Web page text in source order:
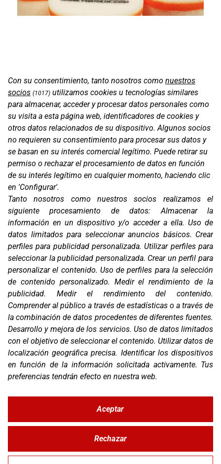
Oficinas
C/ Coneixement 5, 08850
Gavà (Barcelona)
Contacto
T. (+34) 93 638 38 60
Email:corver@corver.es
Compañía
Blog
Contacto
FAQ
Canal Ético
Zona Clientes
Síguenos
Developed byMOTTO
Con su consentimiento, tanto nosotros como nuestros
socios (1017) utilizamos cookies u tecnologías similares
para almacenar, acceder y procesar datos personales como
su visita a esta página web, identificadores de cookies y
otros datos relacionados de su dispositivo. Algunos socios
no requieren su consentimiento para procesar sus datos y
se basan en su interés comercial legítimo. Puede retirar su
permiso o rechazar el procesamiento de datos en función
de su interés legítimo en cualquier momento, haciendo clic
en 'Configurar'.
Tanto nosotros como nuestros socios realizamos el
siguiente procesamiento de datos:Almacenar la
información en un dispositivo y/o acceder a ella. Uso de
datos limitados para seleccionar anuncios básicos. Crear
perfiles para publicidad personalizada.Utilizar perfiles para
seleccionar la publicidad personalizada. Crear un perfil para
personalizar el contenido. Uso de perfiles para la selección
de contenido personalizado. Medir el rendimiento de la
publicidad. Medir el rendimiento del contenido.
Comprender al público a través de estadísticas o a través de
la combinación de datos procedentes de diferentes fuentes.
Desarrollo y mejora de los servicios.Uso de datos limitados
con el objetivo de seleccionar el contenido. Utilizar datos de
localización geográfica precisa. Identificar los dispositivos
en función de la información solicitada activamente. Tus
preferencias tendrán efecto en nuestra web.
Rechazar
Aceptar
Aviso Legal